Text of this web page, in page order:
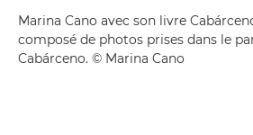
Marina Cano avec son livre
composé de photos prises dans le
Cabárceno. © Marina Cano